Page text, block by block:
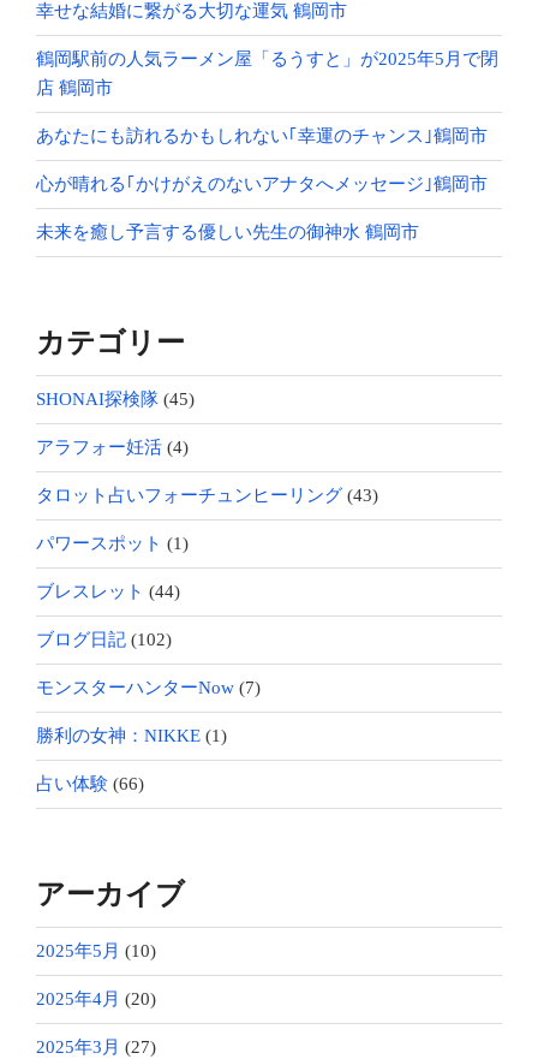
幸せな結婚に繋がる大切な運気 鶴岡市
鶴岡駅前の人気ラーメン屋「るうすと」が2025年5月で閉
店 鶴岡市
あなたにも訪れるかもしれない｢幸運のチャンス｣鶴岡市
心が晴れる｢かけがえのないアナタへメッセージ｣鶴岡市
未来を癒し予言する優しい先生の御神水 鶴岡市
カテゴリー
SHONAI探検隊 (45)
アラフォー妊活 (4)
タロット占いフォーチュンヒーリング (43)
パワースポット (1)
ブレスレット (44)
ブログ日記 (102)
モンスターハンターNow (7)
勝利の女神：NIKKE (1)
占い体験 (66)
アーカイブ
2025年5月 (10)
2025年4月 (20)
2025年3月 (27)